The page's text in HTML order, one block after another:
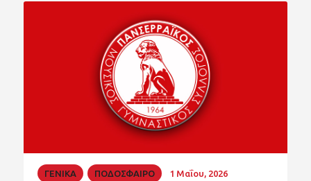
ΦΙΛΑΘΛΟΙ
EUROPEAN PROGRAMS
ΚΟΙΝΩΝΙΚΗ ΕΥΘΥΝΗ
ΧΟΡΗΓΟΙ
ΓΕΝΙΚΑ ΠΟΔΟΣΦΑΙΡΟ 1 Μαΐου, 2026